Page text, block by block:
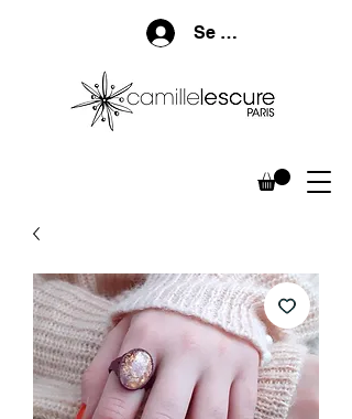
Se connecter